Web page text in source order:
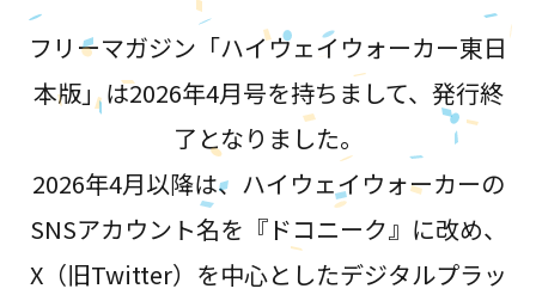
フリーマガジン「ハイウェイウォーカー東日
本版」は2026年4月号を持ちまして、発行終
了となりました。
2026年4月以降は、ハイウェイウォーカーの
SNSアカウント名を『ドコニーク』に改め、
X（旧Twitter）を中心としたデジタルプラッ